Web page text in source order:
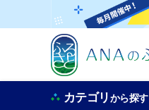
カテゴリから探す